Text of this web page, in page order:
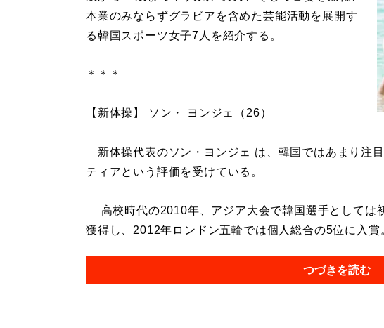
本業のみならずグラビアを含めた芸能活動を展開す
る韓国スポーツ女子7人を紹介する。
＊＊＊
【新体操】 ソン・ ヨンジェ（26）
新体操代表のソン・ヨンジェ は、韓国ではあまり注
ティアという評価を受けている。
高校時代の2010年、アジア大会で韓国選手としては
獲得し、2012年ロンドン五輪では個人総合の5位に入賞
つづきを読む